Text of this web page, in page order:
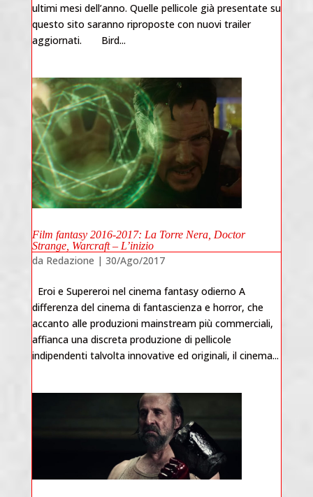
ultimi mesi dell’anno. Quelle pellicole già presentate su
questo sito saranno riproposte con nuovi trailer
aggiornati. Bird...
Film fantasy 2016-2017: La Torre Nera, Doctor
Strange, Warcraft – L’inizio
da Redazione | 30/Ago/2017
Eroi e Supereroi nel cinema fantasy odierno A
differenza del cinema di fantascienza e horror, che
accanto alle produzioni mainstream più commerciali,
affianca una discreta produzione di pellicole
indipendenti talvolta innovative ed originali, il cinema...